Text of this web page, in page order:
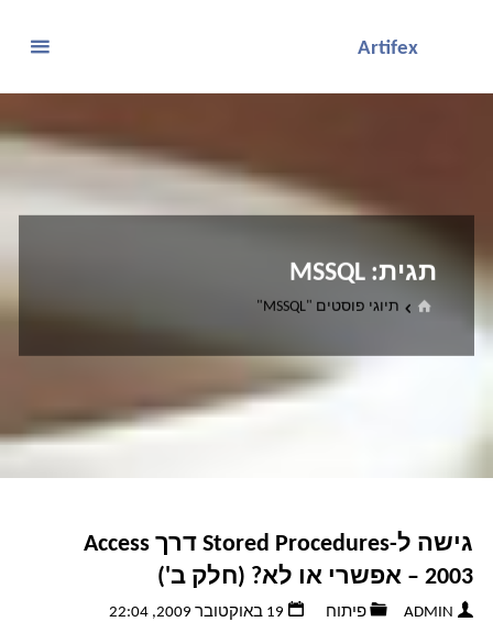
Artifex
תגית:MSSQL
ביתתיוגי פוסטים "MSSQL"
גישה ל-Stored Procedures דרך Access
2003 – אפשרי או לא? (חלק ב')
ADMIN פיתוח
19 באוקטובר 2009, 22:04